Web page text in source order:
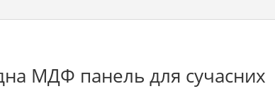
МДФ панель для сучасних